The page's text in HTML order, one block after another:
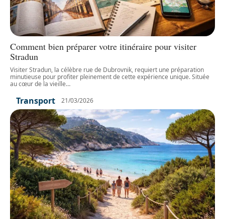
Comment bien préparer votre itinéraire pour visiter
Stradun
Visiter Stradun, la célèbre rue de Dubrovnik, requiert une préparation
minutieuse pour profiter pleinement de cette expérience unique. Située
au cœur de la vieille…
Transport 21/03/2026